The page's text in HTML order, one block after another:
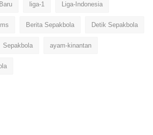
liga-1 Liga-Indonesia
Berita Sepakbola Detik Sepakbola
Sepakbola ayam-kinantan